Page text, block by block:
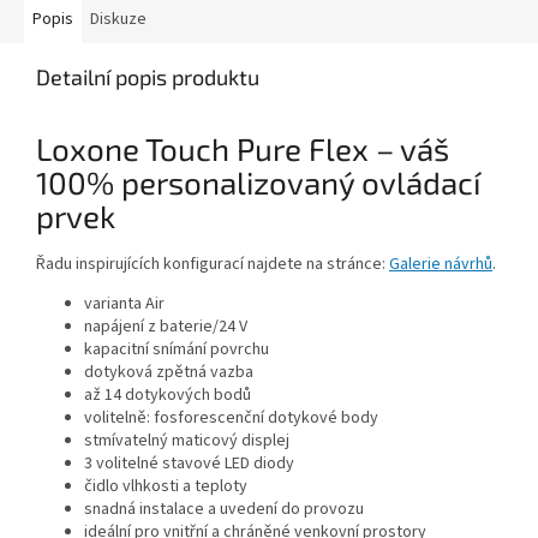
Popis Diskuze
Detailní popis produktu
Loxone Touch Pure Flex – váš
100% personalizovaný ovládací
prvek
Řadu inspirujících konfigurací najdete na stránce: Galerie návrhů.
varianta Air
napájení z baterie/24 V
kapacitní snímání povrchu
dotyková zpětná vazba
až 14 dotykových bodů
volitelně: fosforescenční dotykové body
stmívatelný maticový displej
3 volitelné stavové LED diody
čidlo vlhkosti a teploty
snadná instalace a uvedení do provozu
ideální pro vnitřní a chráněné venkovní prostory